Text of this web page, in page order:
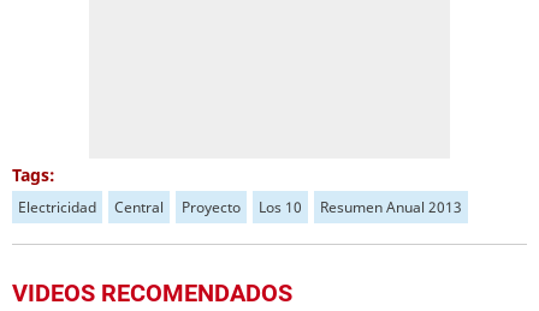
Tags:
Electricidad Central Proyecto Los 10 Resumen Anual 2013
VIDEOS RECOMENDADOS